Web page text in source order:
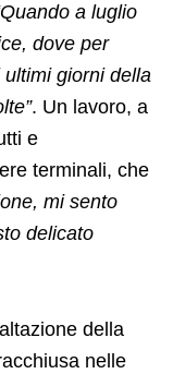
a luglio
dove per
giorni della
. Un lavoro, a
e
terminali, che
mi sento
delicato
della
nelle